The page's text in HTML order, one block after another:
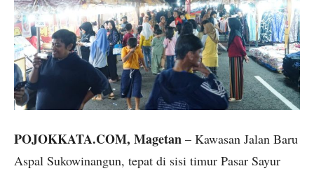
POJOKKATA.COM, Magetan – Kawasan Jalan Baru
Aspal Sukowinangun, tepat di sisi timur Pasar Sayur